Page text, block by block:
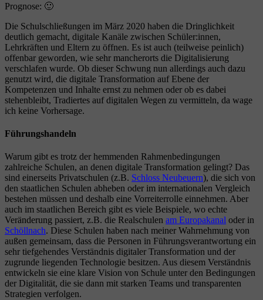
Prognose: 🙂
Die Schulschließungen im März 2020 haben die Dringlichkeit
deutlich gemacht, digitale Kanäle zwischen Schüler:innen,
Lehrkräften und Eltern zu öffnen. Es ist auch (teilweise peinlich)
offenbar geworden, wie sehr mancherorts die Digitalisierung
verschlafen wurde. Ob dieser Schwung nun allerdings auch dazu
genutzt wird, die digitale Transformation auf Ebene der
Kompetenzen und Inhalte ernst zu nehmen oder ob es dabei
stehenbleibt, Tradiertes auf digitalen Wegen zu vermitteln, da wage
ich keine Vorhersage.
Führungshandeln
Warum gibt es trotz der hemmenden Rahmenbedingungen
zahlreiche Schulen, an denen digitale Transformation gelingt? Das
sind einerseits Privatschulen (z.B. Schloss Neubeuern), die sich von
den staatlichen Schulen abheben oder im internationalen Vergleich
bestehen müssen und deshalb eine Vorreiterrolle einnehmen. Aber
auch im staatlichen Bereich gibt es viele Beispiele, wo echte
Veränderung passiert, z.B. die Realschulen am Europakanal oder in
Schöllnach. Diese Schulen haben nach meiner Wahrnehmung von
außen gemeinsam, dass die Personen in Führungsverantwortung ein
sehr tiefgehendes Verständnis digitaler Transformation und der
zugrunde liegenden Technologie besitzen. Aus diesem Verständnis
entwickeln sie eine klare Vision von Schule unter den Bedingungen
der Digitalität, die sie dann mit starken Teams und transparenten
Strategien verfolgen.